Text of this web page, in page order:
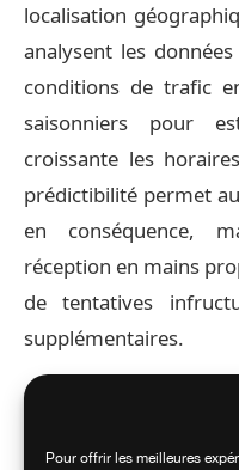
Pour offrir les meilleures
localisation
analysent les
conditions de trafic
saisonniers pour
croissante les
prédictibilité permet
en conséquence,
réception en mains
de tentatives
supplémentaires.
L’intégration de ces
plateforme de gestion